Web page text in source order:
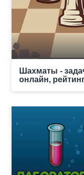
Шахматы -
онлайн,